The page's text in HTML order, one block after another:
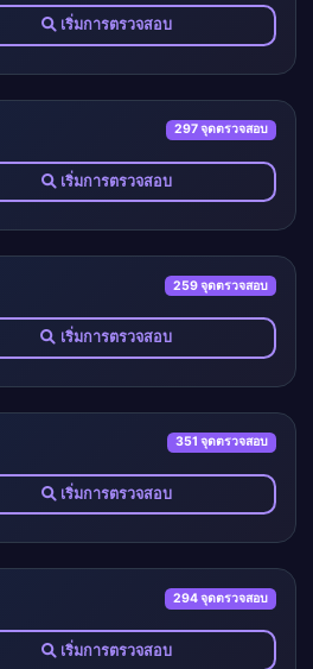
เริ่มการตรวจสอบ
297 จุดตรวจสอบ
เริ่มการตรวจสอบ
259 จุดตรวจสอบ
เริ่มการตรวจสอบ
351 จุดตรวจสอบ
เริ่มการตรวจสอบ
294 จุดตรวจสอบ
เริ่มการตรวจสอบ